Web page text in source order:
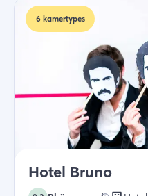
6 kamertypes
Hotel Bruno